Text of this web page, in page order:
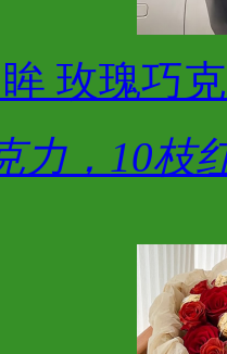
玫瑰巧
力，10枝